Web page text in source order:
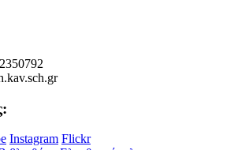
Instagram Flickr